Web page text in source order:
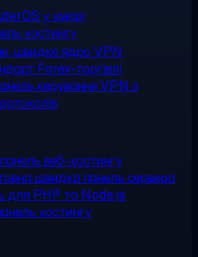
у хмарі
хостингу
швидке ядро VPN
Forex-торгівлі
керування VPN з
веб-хостингу
швидка панель сервера
для PHP та Node.js
хостингу